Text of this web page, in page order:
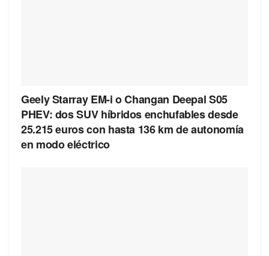
Geely Starray EM-i o Changan Deepal S05
PHEV: dos SUV híbridos enchufables desde
25.215 euros con hasta 136 km de autonomía
en modo eléctrico